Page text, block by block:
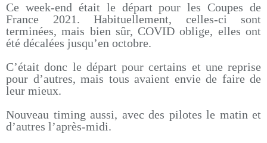
Ce week-end était le départ pour les Coupes de
France 2021. Habituellement, celles-ci sont
terminées, mais bien sûr, COVID oblige, elles ont
été décalées jusqu’en octobre.
C’était donc le départ pour certains et une reprise
pour d’autres, mais tous avaient envie de faire de
leur mieux.
Nouveau timing aussi, avec des pilotes le matin et
d’autres l’après-midi.